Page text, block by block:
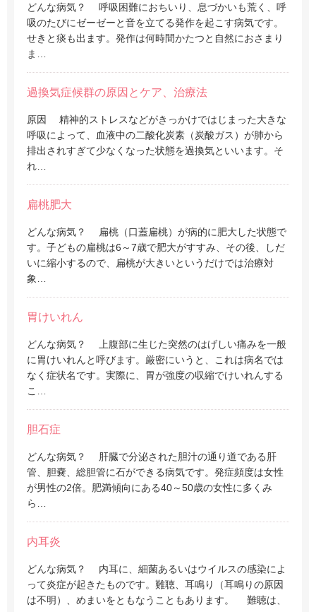
どんな病気？ 呼吸困難におちいり、息づかいも荒く、呼
吸のたびにゼーゼーと音を立てる発作を起こす病気です。
せきと痰も出ます。発作は何時間かたつと自然におさまり
ま…
過換気症候群の原因とケア、治療法
原因 精神的ストレスなどがきっかけではじまった大きな
呼吸によって、血液中の二酸化炭素（炭酸ガス）が肺から
排出されすぎて少なくなった状態を過換気といいます。そ
れ…
扁桃肥大
どんな病気？ 扁桃（口蓋扁桃）が病的に肥大した状態で
す。子どもの扁桃は6～7歳で肥大がすすみ、その後、しだ
いに縮小するので、扁桃が大きいというだけでは治療対
象…
胃けいれん
どんな病気？ 上腹部に生じた突然のはげしい痛みを一般
に胃けいれんと呼びます。厳密にいうと、これは病名では
なく症状名です。実際に、胃が強度の収縮でけいれんする
こ…
胆石症
どんな病気？ 肝臓で分泌された胆汁の通り道である肝
管、胆嚢、総胆管に石ができる病気です。発症頻度は女性
が男性の2倍。肥満傾向にある40～50歳の女性に多くみ
ら…
内耳炎
どんな病気？ 内耳に、細菌あるいはウイルスの感染によ
って炎症が起きたものです。難聴、耳鳴り（耳鳴りの原因
は不明）、めまいをともなうこともあります。 難聴は、